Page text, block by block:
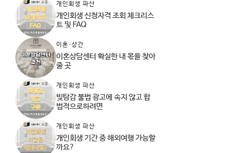
개인회생 파산
개인회생 신청자격 조회 체크리스
트 및 FAQ
이혼·상간
이혼상담센터 확실한 내 몫을 찾아
줄 곳
개인회생 파산
빚탕감 불법 광고에 속지 않고 합
법적으로하려면
개인회생 파산
개인회생 기간 중 해외여행 가능할
까요?